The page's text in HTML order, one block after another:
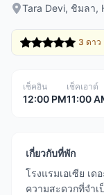
Tara Devi, ชิมลา,
3 ดาว
เช็คอิน
12:00 PM
เช็คเอาต์
11:00
เกี่ยวกับที่พัก
โรงแรมเอเซีย เ
ความสะดวกที่จำ